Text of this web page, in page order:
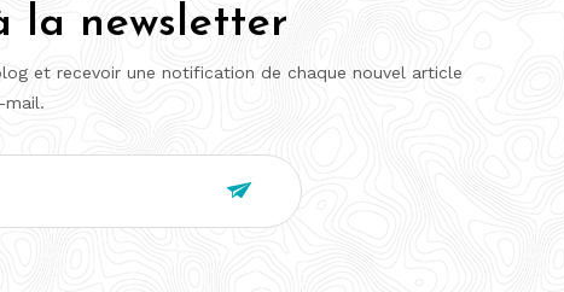
la newsletter
et recevoir une notification de chaque nouvel article
mail.
